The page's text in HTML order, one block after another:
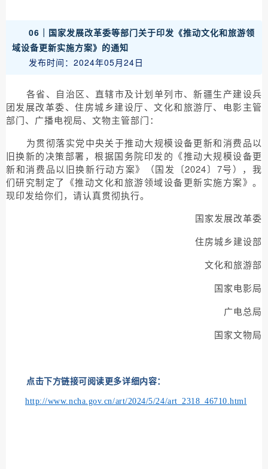
06｜
国家发展改革委等部门关于印发《推动文化和旅游领
域设备更新实施方案》的通知
发布时间：2024年05月24日
各省、自治区、直辖市及计划单列市、新疆生产建设兵
团发展改革委、住房城乡建设厅、文化和旅游厅、电影主管
部门、广播电视局、文物主管部门：
为贯彻落实党中央关于推动大规模设备更新和消费品以
旧换新的决策部署，根据国务院印发的《推动大规模设备更
新和消费品以旧换新行动方案》（国发〔2024〕7号），我
们研究制定了《推动文化和旅游领域设备更新实施方案》。
现印发给你们，请认真贯彻执行。
国家发展改革委
住房城乡建设部
文化和旅游部
国家电影局
广电总局
国家文物局
点击下方链接可阅读更多详细内容：
http://www.ncha.gov.cn/art/2024/5/24/art_2318_46710.html